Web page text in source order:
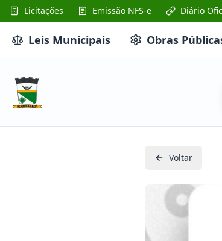
Licitações Emissão NFS-e Diário
Leis Municipais Obras
Voltar